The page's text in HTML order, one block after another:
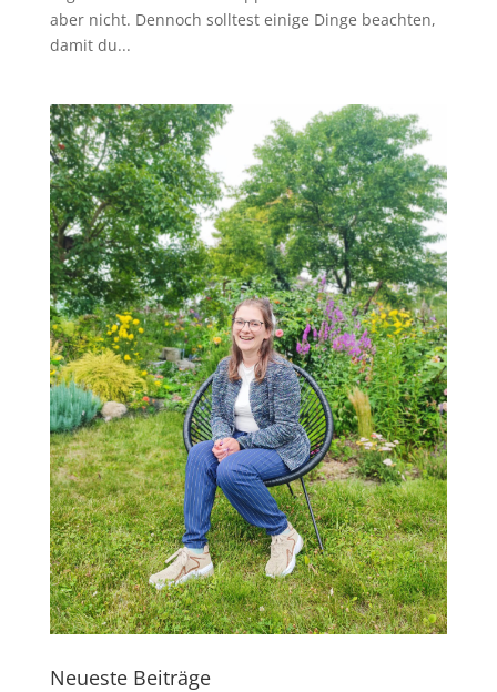
aber nicht. Dennoch solltest einige Dinge beachten,
damit du...
Neueste Beiträge